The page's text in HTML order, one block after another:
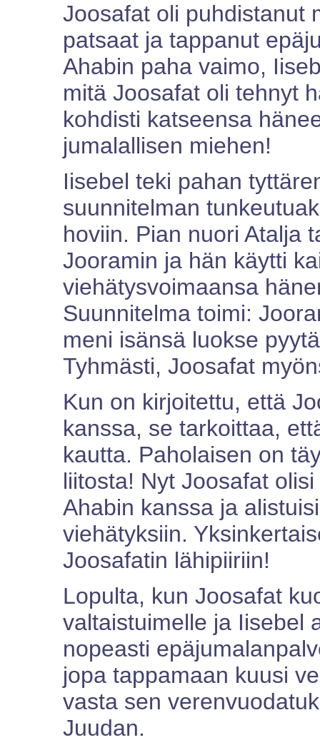
Joosafat oli puhdistanut
patsaat ja tappanut
Ahabin paha vaimo,
mitä Joosafat oli tehnyt
kohdisti katseensa
jumalallisen miehen!
Iisebel teki pahan
suunnitelman
hoviin. Pian nuori Atalja
Jooramin ja hän käytti
viehätysvoimaansa
Suunnitelma toimi:
meni isänsä luokse
Tyhmästi, Joosafat
Kun on kirjoitettu, että
kanssa, se tarkoittaa,
kautta. Paholaisen on
liitosta! Nyt Joosafat
Ahabin kanssa ja
viehätyksiin.
Joosafatin lähipiiriin!
Lopulta, kun Joosafat
valtaistuimelle ja Iisebel
nopeasti
jopa tappamaan kuusi
vasta sen
Juudan.